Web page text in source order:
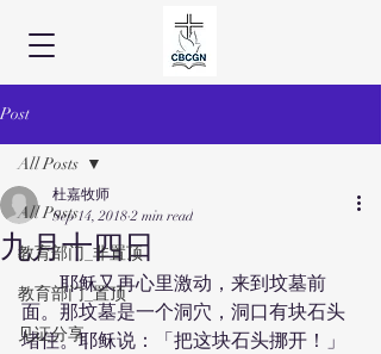
Post
All Posts
教育部门_非置顶
教育部门_置顶
见证分享
All Posts
九月十四日
杜嘉牧师
Sep 14, 2018 2 min read
耶稣又再心里激动，来到坟墓前
面。那坟墓是一个洞穴，洞口有块石头
堵住。耶稣说：「把这块石头挪开！」